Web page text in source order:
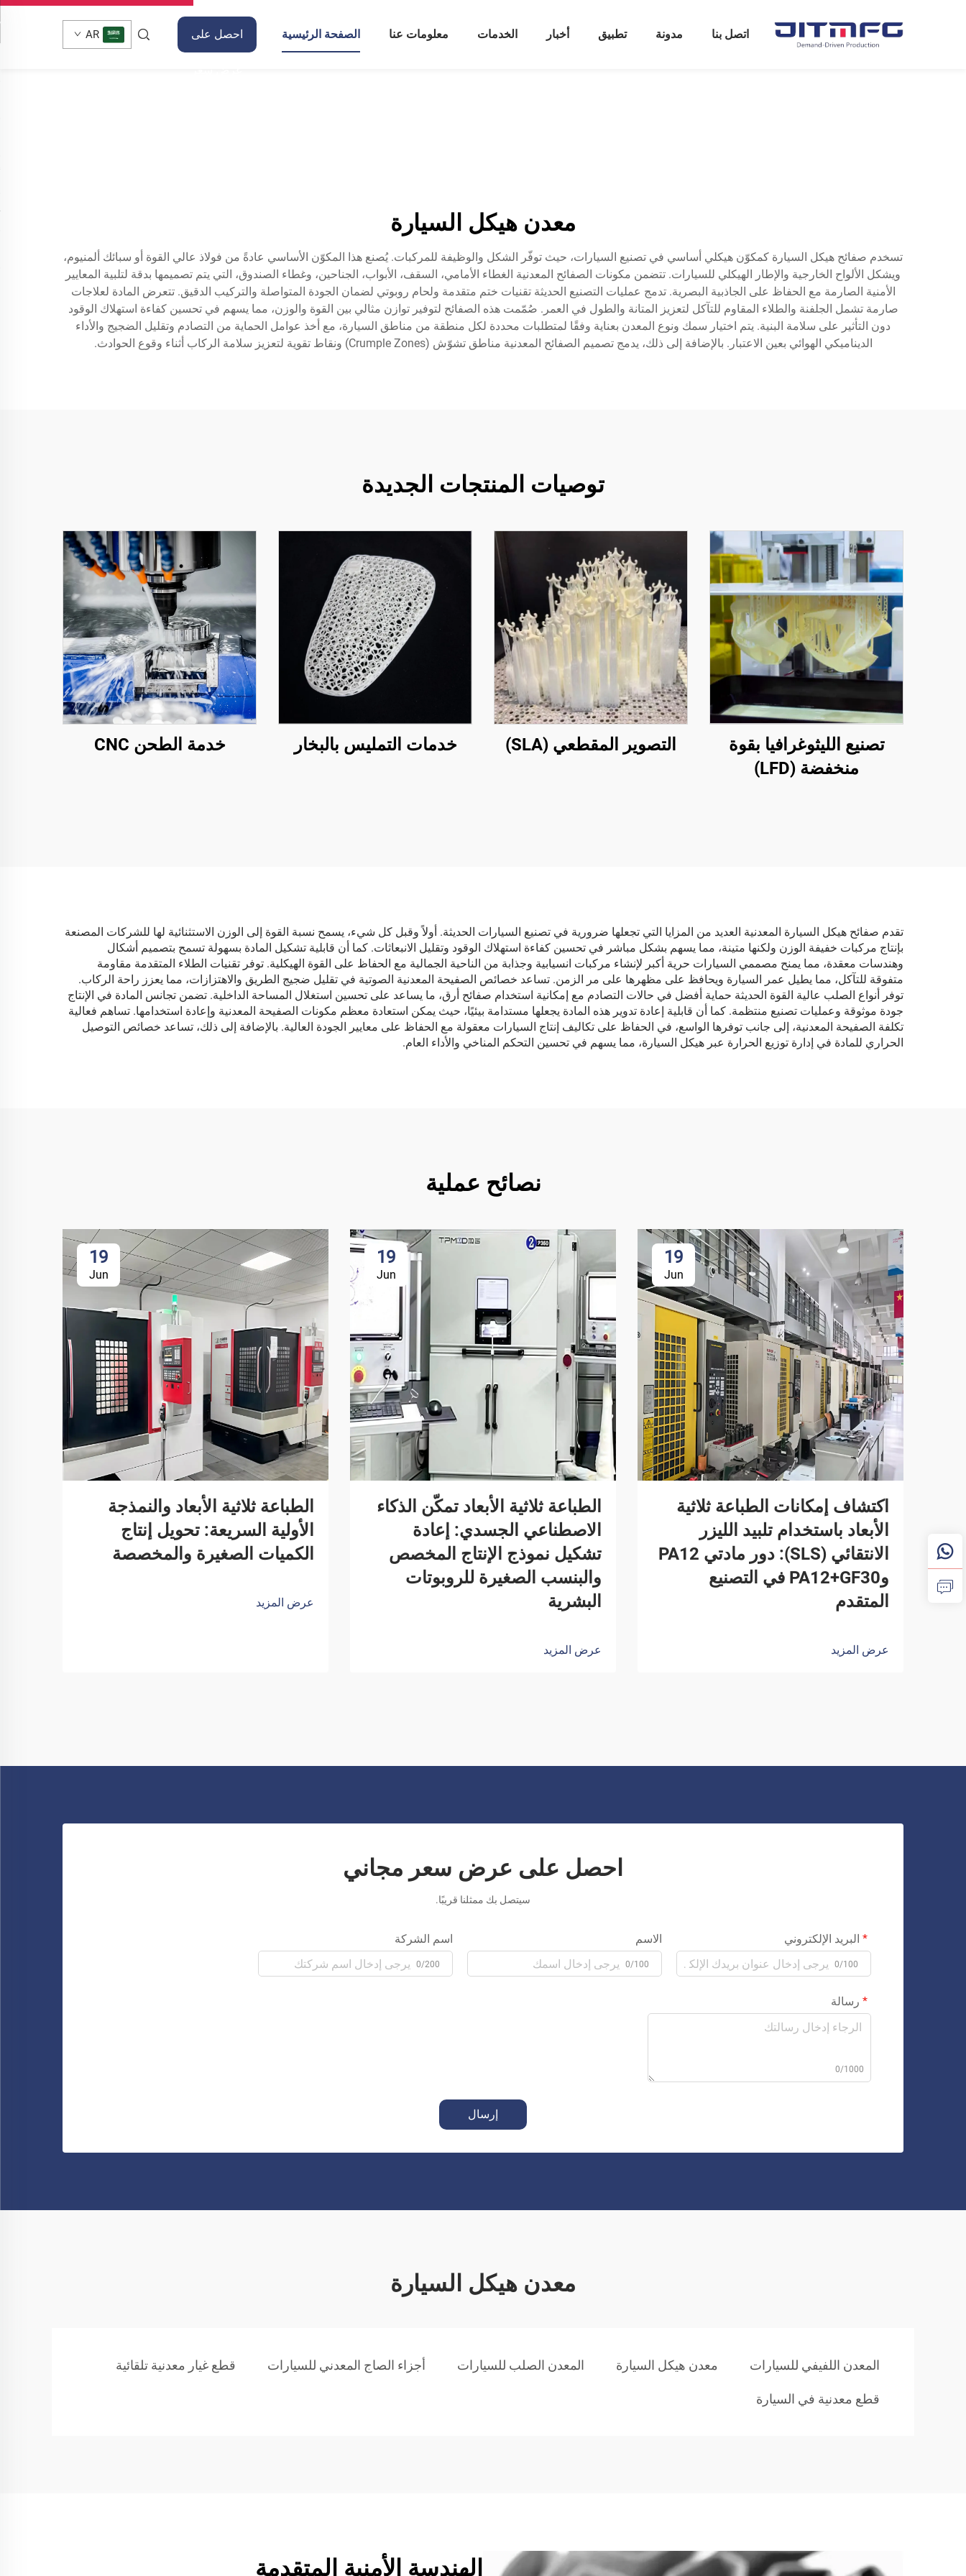
الصفحة الرئيسية معلومات عنا الخدمات أخبار تطبيق مدونة اتصل بنا احصل على AR
معدن هيكل السيارة
تسخدم صفائح هيكل السيارة كمكوّن هيكلي أساسي في تصنيع السيارات، حيث توفّر الشكل والوظيفة للمركبات. يُصنع هذا المكوّن الأساسي عادةً من فولاذ عالي القوة أو سبائك ألمنيوم،
ويشكل الألواح الخارجية والإطار الهيكلي للسيارات. تتضمن مكونات الصفائح المعدنية الغطاء الأمامي، السقف، الأبواب، الجناحين، وغطاء الصندوق، التي يتم تصميمها بدقة لتلبية المعايير
الأمنية الصارمة مع الحفاظ على الجاذبية البصرية. تدمج عمليات التصنيع الحديثة تقنيات ختم متقدمة ولحام روبوتي لضمان الجودة المتواصلة والتركيب الدقيق. تتعرض المادة لعلاجات
صارمة تشمل الجلفنة والطلاء المقاوم للتآكل لتعزيز المتانة والطول في العمر. صُمّمت هذه الصفائح لتوفير توازن مثالي بين القوة والوزن، مما يسهم في تحسين كفاءة استهلاك الوقود
دون التأثير على سلامة البنية. يتم اختيار سمك ونوع المعدن بعناية وفقًا لمتطلبات محددة لكل منطقة من مناطق السيارة، مع أخذ عوامل الحماية من التصادم وتقليل الضجيج والأداء
الديناميكي الهوائي بعين الاعتبار. بالإضافة إلى ذلك، يدمج تصميم الصفائح المعدنية مناطق تشوّش (Crumple Zones) ونقاط تقوية لتعزيز سلامة الركاب أثناء وقوع الحوادث.
توصيات المنتجات الجديدة
تصنيع الليثوغرافيا بقوة
منخفضة (LFD)
التصوير المقطعي (SLA) خدمات التمليس بالبخار خدمة الطحن CNC
تقدم صفائح هيكل السيارة المعدنية العديد من المزايا التي تجعلها ضرورية في تصنيع السيارات الحديثة. أولاً وقبل كل شيء، يسمح نسبة القوة إلى الوزن الاستثنائية لها للشركات المصنعة
بإنتاج مركبات خفيفة الوزن ولكنها متينة، مما يسهم بشكل مباشر في تحسين كفاءة استهلاك الوقود وتقليل الانبعاثات. كما أن قابلية تشكيل المادة بسهولة تسمح بتصميم أشكال
وهندسات معقدة، مما يمنح مصممي السيارات حرية أكبر لإنشاء مركبات انسيابية وجذابة من الناحية الجمالية مع الحفاظ على القوة الهيكلية. توفر تقنيات الطلاء المتقدمة مقاومة
متفوقة للتآكل، مما يطيل عمر السيارة ويحافظ على مظهرها على مر الزمن. تساعد خصائص الصفيحة المعدنية الصوتية في تقليل ضجيج الطريق والاهتزازات، مما يعزز راحة الركاب.
توفر أنواع الصلب عالية القوة الحديثة حماية أفضل في حالات التصادم مع إمكانية استخدام صفائح أرق، ما يساعد على تحسين استغلال المساحة الداخلية. تضمن تجانس المادة في الإنتاج
جودة موثوقة وعمليات تصنيع منتظمة. كما أن قابلية إعادة تدوير هذه المادة يجعلها مستدامة بيئيًا، حيث يمكن استعادة معظم مكونات الصفيحة المعدنية وإعادة استخدامها. تساهم فعالية
تكلفة الصفيحة المعدنية، إلى جانب توفرها الواسع، في الحفاظ على تكاليف إنتاج السيارات معقولة مع الحفاظ على معايير الجودة العالية. بالإضافة إلى ذلك، تساعد خصائص التوصيل
الحراري للمادة في إدارة توزيع الحرارة عبر هيكل السيارة، مما يسهم في تحسين التحكم المناخي والأداء العام.
نصائح عملية
19
Jun
اكتشاف إمكانات الطباعة ثلاثية
الأبعاد باستخدام تلبيد الليزر
الانتقائي (SLS): دور مادتي PA12
وPA12+GF30 في التصنيع
المتقدم
عرض المزيد
19
Jun
الطباعة ثلاثية الأبعاد تمكّن الذكاء
الاصطناعي الجسدي: إعادة
تشكيل نموذج الإنتاج المخصص
والبنسب الصغيرة للروبوتات
البشرية
عرض المزيد
19
Jun
الطباعة ثلاثية الأبعاد والنمذجة
الأولية السريعة: تحويل إنتاج
الكميات الصغيرة والمخصصة
عرض المزيد
احصل على عرض سعر مجاني
سيتصل بك ممثلنا قريبًا.
البريد الإلكتروني
0/100
الاسم
0/100
اسم الشركة
0/200
رسالة
0/1000
إرسال
معدن هيكل السيارة
المعدن اللفيفي للسيارات معدن هيكل السيارة المعدن الصلب للسيارات أجزاء الصاج المعدني للسيارات قطع غيار معدنية تلقائية
قطع معدنية في السيارة
الهندسة الأمنية المتقدمة